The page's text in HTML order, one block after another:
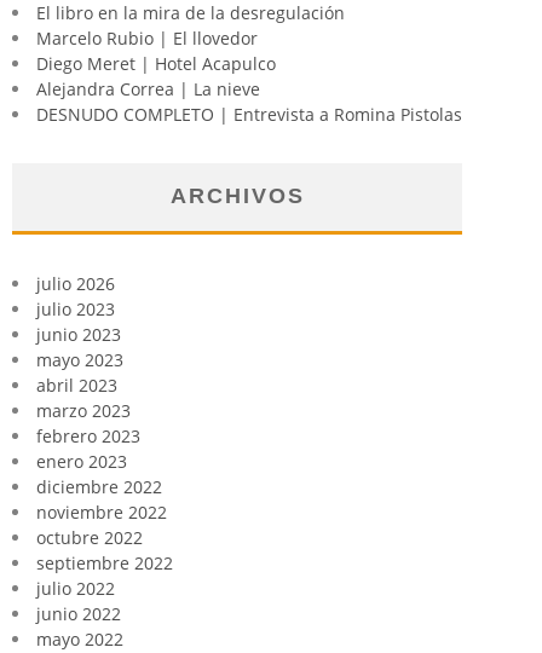
El libro en la mira de la desregulación
Marcelo Rubio | El llovedor
Diego Meret | Hotel Acapulco
Alejandra Correa | La nieve
DESNUDO COMPLETO | Entrevista a Romina Pistolas
ARCHIVOS
julio 2026
julio 2023
junio 2023
mayo 2023
abril 2023
marzo 2023
febrero 2023
enero 2023
diciembre 2022
noviembre 2022
octubre 2022
septiembre 2022
julio 2022
junio 2022
mayo 2022